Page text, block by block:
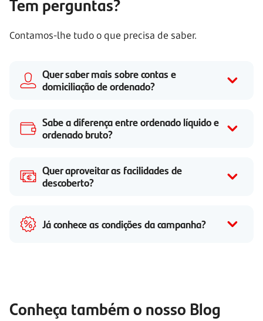
Contamos-lhe tudo o que precisa de saber.
Quer saber mais sobre contas e
domiciliação de ordenado?
Sabe a diferença entre ordenado líquido e
ordenado bruto?
Quer aproveitar as facilidades de
descoberto?
Já conhece as condições da campanha?
Conheça também o nosso Blog